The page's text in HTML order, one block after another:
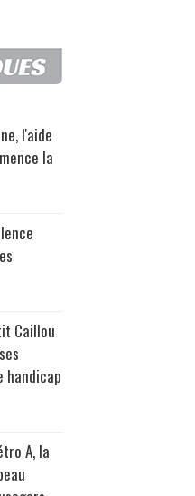
l'aide
la
Caillou
handicap
A, la